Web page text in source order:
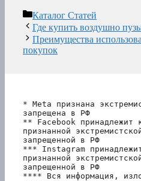
Рубрики
Каталог Статей
Где купить воздушно
Преимущества
покупок
* Meta признана
запрещена в РФ
** Facebook принадлежит
признанной
запрещенной в РФ
*** Instagram
признанной
запрещенной в РФ
**** Вся информация,